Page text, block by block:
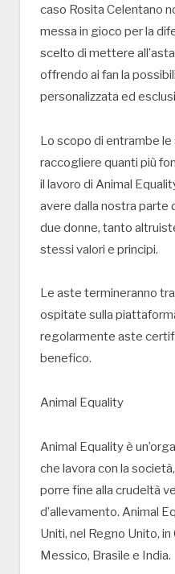
caso Rosita Celentano
messa in gioco per la
scelto di mettere
offrendo ai fan la
personalizzata ed
Lo scopo di entrambe
raccogliere quanti più
il lavoro di Animal
avere dalla nostra parte
due donne, tanto
stessi valori e principi.
Le aste termineranno
ospitate sulla
regolarmente aste
benefico.
Animal Equality
Animal Equality è
che lavora con la
porre fine alla crudeltà
d’allevamento. Animal
Uniti, nel Regno Unito,
Messico, Brasile e India.